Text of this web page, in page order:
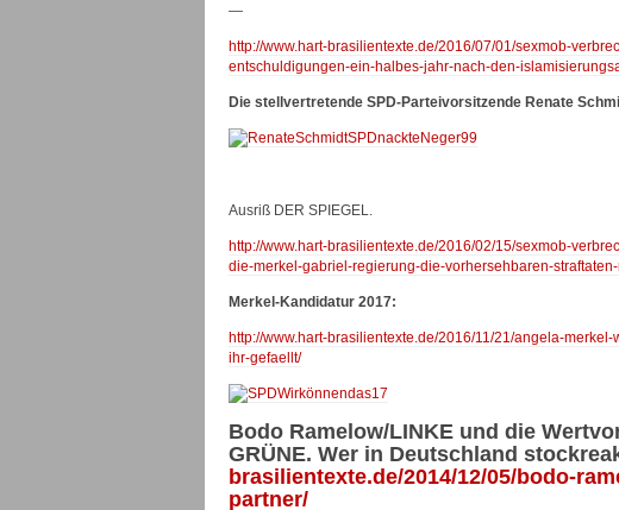
—
http://www.hart-brasilientexte.de/2016/07/01/sexmob-
entschuldigungen-ein-halbes-jahr-nach-den-
Die stellvertretende SPD-Parteivorsitzende Renate
Ausriß DER SPIEGEL.
http://www.hart-brasilientexte.de/2016/02/15/sexmob-
die-merkel-gabriel-regierung-die-vorhersehbaren-
Merkel-Kandidatur 2017:
http://www.hart-brasilientexte.de/2016/11/21/angela-
ihr-gefaellt/
Bodo Ramelow/LINKE und die
GRÜNE. Wer in Deutschland
brasilientexte.de/2014/12/05/bodo-
partner/